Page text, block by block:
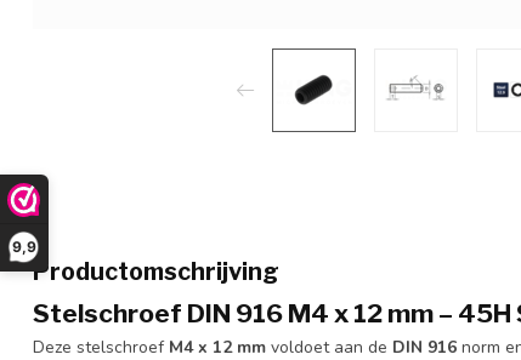
9,9
Productomschrijving
Stelschroef DIN 916 M4 x 12 mm –
Deze stelschroef M4 x 12 mm voldoet aan de DIN 916 norm